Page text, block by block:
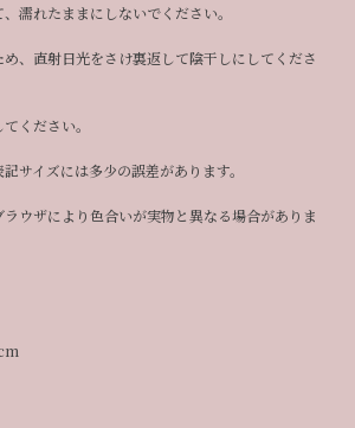
濡れたままにしないでください。
、直射日光をさけ裏返して陰干しにしてくださ
ください。
サイズには多少の誤差があります。
ウザにより色合いが実物と異なる場合がありま